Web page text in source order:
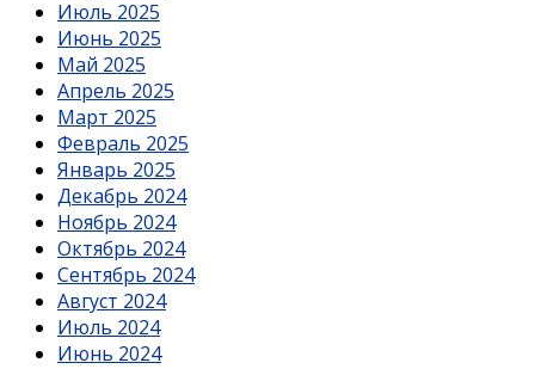
Июль 2025
Июнь 2025
Май 2025
Апрель 2025
Март 2025
Февраль 2025
Январь 2025
Декабрь 2024
Ноябрь 2024
Октябрь 2024
Сентябрь 2024
Август 2024
Июль 2024
Июнь 2024